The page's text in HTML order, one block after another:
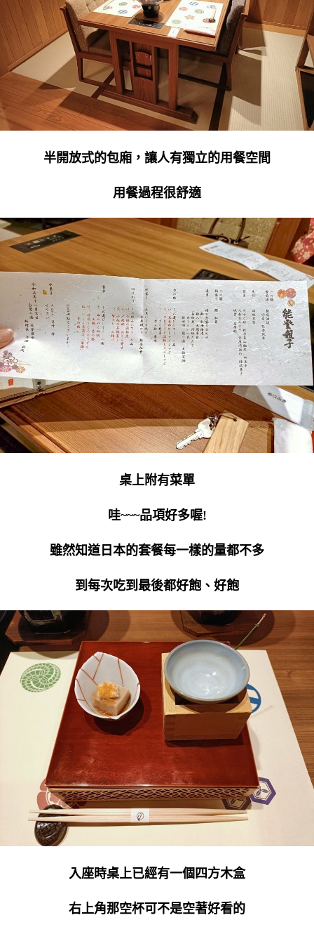
半開放式的包廂，讓人有獨立的用餐空間
用餐過程很舒適
桌上附有菜單
哇~~~品項好多喔!
雖然知道日本的套餐每一樣的量都不多
到每次吃到最後都好飽、好飽
入座時桌上已經有一個四方木盒
右上角那空杯可不是空著好看的